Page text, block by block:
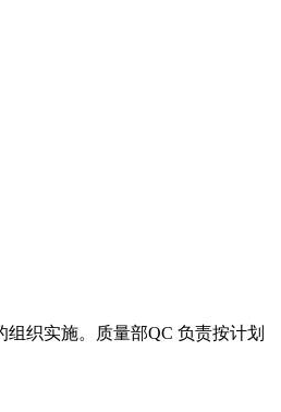
织实施。质量部QC 负责按计划